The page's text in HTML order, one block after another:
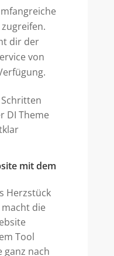
dir der
von
DI Theme
mit dem
Herzstück
die
Tool
ganz nach